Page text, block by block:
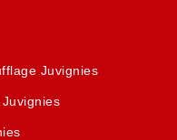
Juvignies